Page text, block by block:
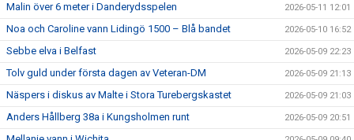
Malin över 6 meter i Danderydsspelen 2026-05-11 12:01
Noa och Caroline vann Lidingö 1500 – Blå bandet 2026-05-10 16:52
Sebbe elva i Belfast 2026-05-09 22:23
Tolv guld under första dagen av Veteran-DM 2026-05-09 21:13
Näspers i diskus av Malte i Stora Turebergskastet 2026-05-09 21:03
Anders Hållberg 38a i Kungsholmen runt 2026-05-09 20:51